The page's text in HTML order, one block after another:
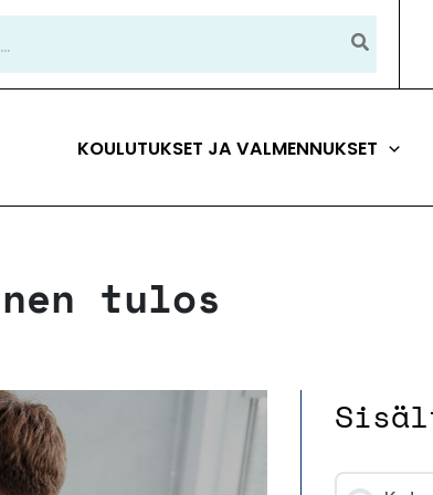
KOULUTUKSET JA VALMENNUKSET
tulos